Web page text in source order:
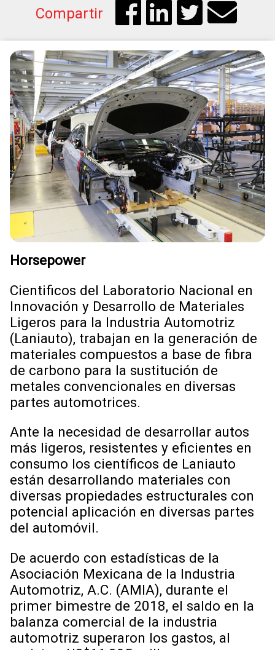
Compartir
Horsepower
Cientificos del Laboratorio Nacional en
Innovación y Desarrollo de Materiales
Ligeros para la Industria Automotriz
(Laniauto), trabajan en la generación de
materiales compuestos a base de fibra
de carbono para la sustitución de
metales convencionales en diversas
partes automotrices.
Ante la necesidad de desarrollar autos
más ligeros, resistentes y eficientes en
consumo los científicos de Laniauto
están desarrollando materiales con
diversas propiedades estructurales con
potencial aplicación en diversas partes
del automóvil.
De acuerdo con estadísticas de la
Asociación Mexicana de la Industria
Automotriz, A.C. (AMIA), durante el
primer bimestre de 2018, el saldo en la
balanza comercial de la industria
automotriz superaron los gastos, al